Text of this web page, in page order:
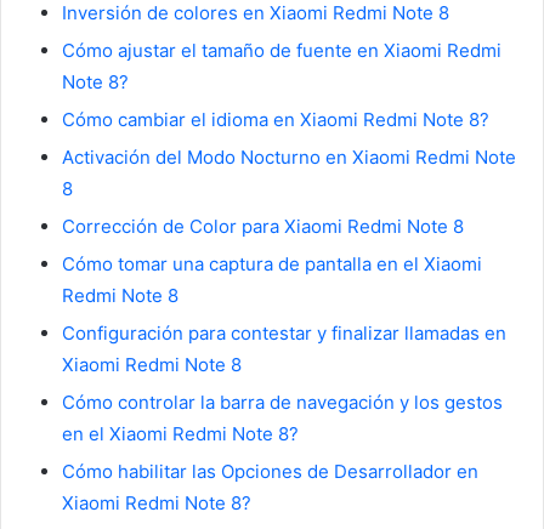
Inversión de colores en Xiaomi Redmi Note 8
Cómo ajustar el tamaño de fuente en Xiaomi Redmi
Note 8?
Cómo cambiar el idioma en Xiaomi Redmi Note 8?
Activación del Modo Nocturno en Xiaomi Redmi Note
8
Corrección de Color para Xiaomi Redmi Note 8
Cómo tomar una captura de pantalla en el Xiaomi
Redmi Note 8
Configuración para contestar y finalizar llamadas en
Xiaomi Redmi Note 8
Cómo controlar la barra de navegación y los gestos
en el Xiaomi Redmi Note 8?
Cómo habilitar las Opciones de Desarrollador en
Xiaomi Redmi Note 8?